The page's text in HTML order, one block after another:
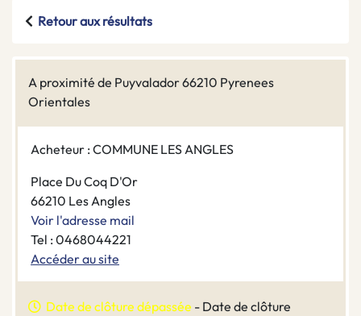
Retour aux résultats
A proximité de Puyvalador 66210 Pyrenees
Orientales
Acheteur : COMMUNE LES ANGLES
Place Du Coq D'Or
66210 Les Angles
Voir l'adresse mail
Tel : 0468044221
Accéder au site
Date de clôture dépassée - Date de clôture